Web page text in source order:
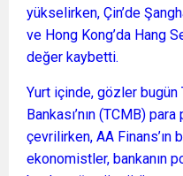
yükselirken, Çin’de
ve Hong Kong’da Hang
değer kaybetti.
Yurt içinde, gözler
Bankası’nın (TCMB)
çevrilirken, AA Finans’ın
ekonomistler, bankanın